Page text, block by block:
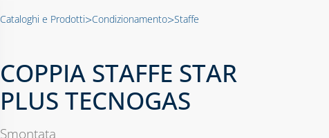
Cataloghi e Prodotti>Condizionamento>Staffe
COPPIA STAFFE STAR
PLUS TECNOGAS
Smontata